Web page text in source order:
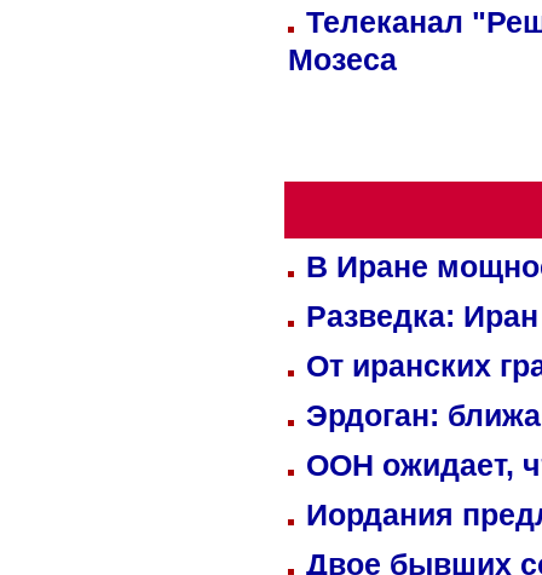
Телеканал
Мозеса
В Иране
Разведка:
От иранских
Эрдоган:
ООН ожидает,
Иордания
Двое бывших